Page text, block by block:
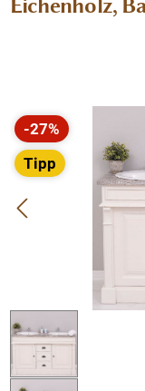
Eichenholz,
Bildergalerie
-27%
Rabatt
Tipp